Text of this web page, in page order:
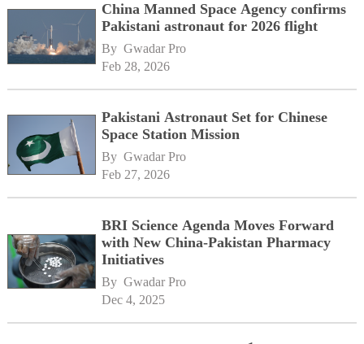
China Manned Space Agency confirms
Pakistani astronaut for 2026 flight
By Gwadar Pro
Feb 28, 2026
Pakistani Astronaut Set for Chinese
Space Station Mission
By Gwadar Pro
Feb 27, 2026
BRI Science Agenda Moves Forward
with New China-Pakistan Pharmacy
Initiatives
By Gwadar Pro
Dec 4, 2025